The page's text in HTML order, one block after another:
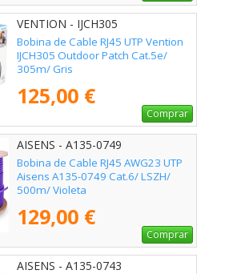
VENTION - IJCH305
Bobina de Cable RJ45 UTP Vention
IJCH305 Outdoor Patch Cat.5e/
305m/ Gris
125,00 €
Comprar
AISENS - A135-0749
Bobina de Cable RJ45 AWG23 UTP
Aisens A135-0749 Cat.6/ LSZH/
500m/ Violeta
129,00 €
Comprar
AISENS - A135-0743